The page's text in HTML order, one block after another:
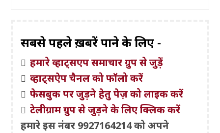
सबसे पहले ख़बरें पाने के लिए -
हमारे व्हाट्सएप समाचार ग्रुप से जुड़ें
व्हाट्सऐप चैनल को फॉलो करें
फेसबुक पर जुड़ने हेतु पेज़ को लाइक करें
टेलीग्राम ग्रुप से जुड़ने के लिए क्लिक करें
हमारे इस नंबर 9927164214 को अपने